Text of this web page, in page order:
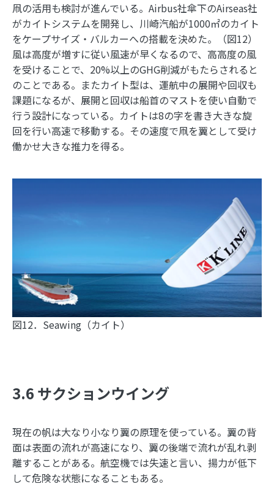
凧の活用も検討が進んでいる。Airbus社傘下のAirseas社
がカイトシステムを開発し、川崎汽船が1000㎡のカイト
をケープサイズ・バルカーへの搭載を決めた。（図12）
風は高度が増すに従い風速が早くなるので、高高度の風
を受けることで、20%以上のGHG削減がもたらされると
のことである。またカイト型は、運航中の展開や回収も
課題になるが、展開と回収は船首のマストを使い自動で
行う設計になっている。カイトは8の字を書き大きな旋
回を行い高速で移動する。その速度で凧を翼として受け
働かせ大きな推力を得る。
図12．Seawing（カイト）
3.6 サクションウイング
現在の帆は大なり小なり翼の原理を使っている。翼の背
面は表面の流れが高速になり、翼の後端で流れが乱れ剥
離することがある。航空機では失速と言い、揚力が低下
して危険な状態になることもある。